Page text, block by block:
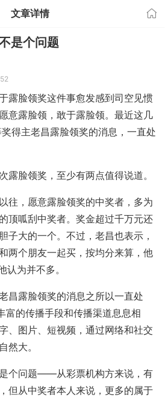
文章详情
是个问题
脸领奖这件事愈发感到司空见惯
意露脸领，敢于露脸领。最近这几
得主老昌露脸领奖的消息，一直处
脸领奖，至少有两点值得说道。
，愿意露脸领奖的中奖者，多为
顶呱刮中奖者。奖金超过千万元还
子大的一个。不过，老昌也表示，
两个朋友一起买，按均分来算，他
为并不多。
露脸领奖的消息之所以一直处
富的传播手段和传播渠道息息相
、图片、短视频，通过网络和社交
然大。
问题——从彩票机构方来说，有
但从中奖者本人来说，更多的属于